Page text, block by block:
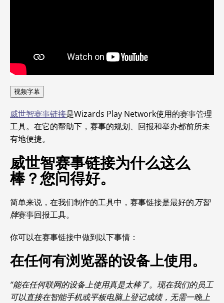
视频字幕
威世智赛事链接是Wizards Play Network使用的赛事管理
工具。在它的帮助下，赛事的规划、回报和举办都前所未
有地便捷。
威世智赛事链接为什么这么
棒？您问得好。
简单来说，在我们制作的工具中，赛事链接是最好的万智
牌赛事回报工具。
你可以在赛事链接中做到以下事情：
在任何有浏览器的设备上使用。
“能在任何联网的设备上使用真是太棒了。现在我们的员工
可以直接在智能手机或平板电脑上登记成绩，无需一晚上